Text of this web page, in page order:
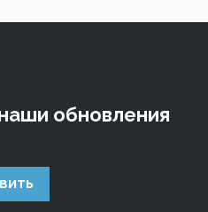
обновления